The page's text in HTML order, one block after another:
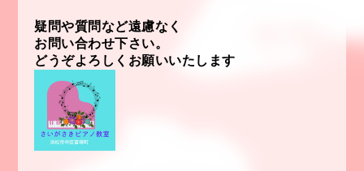
疑問や質問など遠慮なく
お問い合わせ下さい。
どうぞよろしくお願いいたします